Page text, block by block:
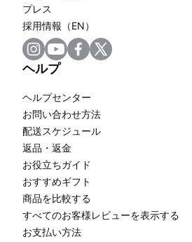
プレス
採用情報（EN）
ヘルプ
ヘルプセンター
お問い合わせ方法
配送スケジュール
返品・返金
お役立ちガイド
おすすめギフト
商品を比較する
すべてのお客様レビューを表示する
お支払い方法